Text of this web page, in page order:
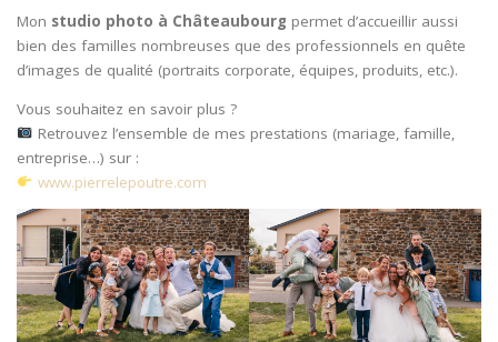
Mon studio photo à Châteaubourg permet d’accueillir aussi
bien des familles nombreuses que des professionnels en quête
d’images de qualité (portraits corporate, équipes, produits, etc.).
Vous souhaitez en savoir plus ?
Retrouvez l’ensemble de mes prestations (mariage, famille,
entreprise…) sur :
www.pierrelepoutre.com